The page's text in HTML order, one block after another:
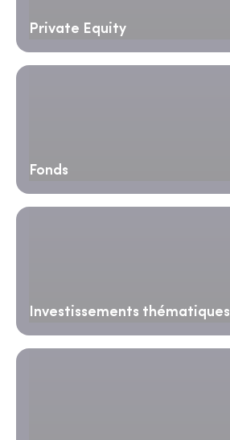
Private Equity
Fonds
Investissements thématiques